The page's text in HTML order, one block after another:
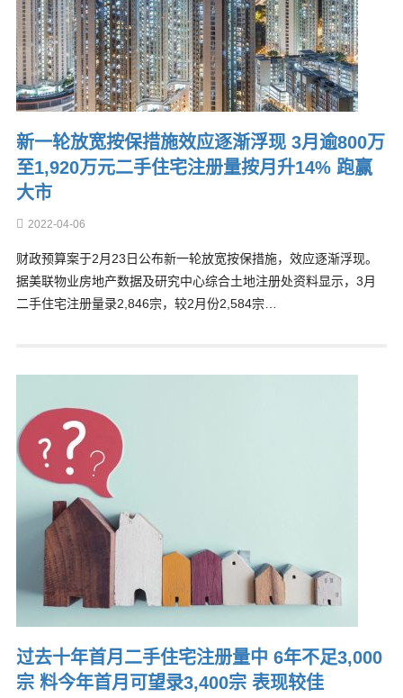
新一轮放宽按保措施效应逐渐浮现 3月逾800万
至1,920万元二手住宅注册量按月升14% 跑赢
大市
2022-04-06
财政预算案于2月23日公布新一轮放宽按保措施，效应逐渐浮现。
据美联物业房地产数据及研究中心综合土地注册处资料显示，3月
二手住宅注册量录2,846宗，较2月份2,584宗…
过去十年首月二手住宅注册量中 6年不足3,000
宗 料今年首月可望录3,400宗 表现较佳